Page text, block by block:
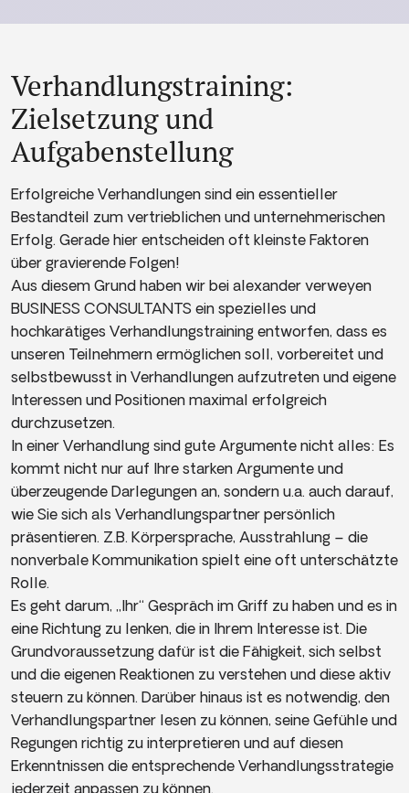
Verhandlungstraining:
Zielsetzung und
Aufgabenstellung
Erfolgreiche Verhandlungen sind ein essentieller
Bestandteil zum vertrieblichen und unternehmerischen
Erfolg. Gerade hier entscheiden oft kleinste Faktoren
über gravierende Folgen!
Aus diesem Grund haben wir bei alexander verweyen
BUSINESS CONSULTANTS ein spezielles und
hochkarätiges Verhandlungstraining entworfen, dass es
unseren Teilnehmern ermöglichen soll, vorbereitet und
selbstbewusst in Verhandlungen aufzutreten und eigene
Interessen und Positionen maximal erfolgreich
durchzusetzen.
In einer Verhandlung sind gute Argumente nicht alles: Es
kommt nicht nur auf Ihre starken Argumente und
überzeugende Darlegungen an, sondern u.a. auch darauf,
wie Sie sich als Verhandlungspartner persönlich
präsentieren. Z.B. Körpersprache, Ausstrahlung – die
nonverbale Kommunikation spielt eine oft unterschätzte
Rolle.
Es geht darum, „Ihr“ Gespräch im Griff zu haben und es in
eine Richtung zu lenken, die in Ihrem Interesse ist. Die
Grundvoraussetzung dafür ist die Fähigkeit, sich selbst
und die eigenen Reaktionen zu verstehen und diese aktiv
steuern zu können. Darüber hinaus ist es notwendig, den
Verhandlungspartner lesen zu können, seine Gefühle und
Regungen richtig zu interpretieren und auf diesen
Erkenntnissen die entsprechende Verhandlungsstrategie
jederzeit anpassen zu können.